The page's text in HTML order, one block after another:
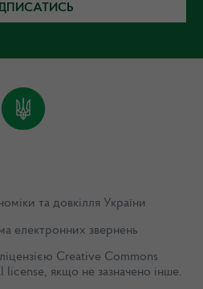
та довкілля України
електронних звернень
Creative Commons
license, якщо не зазначено інше.